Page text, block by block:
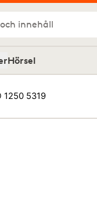
innehåll
Hörsel
1250 5319